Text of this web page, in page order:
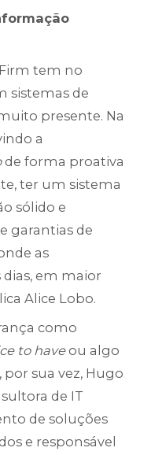
tem no
sistemas de
presente. Na
a
de forma proativa
ter um sistema
sólido e
garantias de
as
dias, em maior
Alice Lobo.
como
to haveou algo
sua vez, Hugo
de IT
de soluções
e responsável